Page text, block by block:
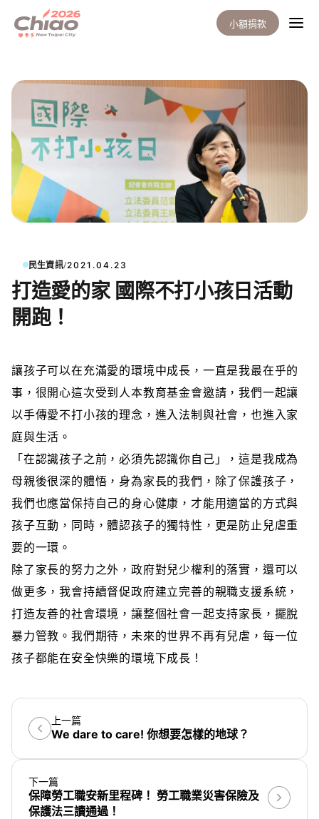
小額捐款
民生資訊/2021.04.23
打造愛的家 國際不打小孩日活動
開跑！
讓孩子可以在充滿愛的環境中成長，一直是我最在乎的
事，很開心這次受到人本教育基金會邀請，我們一起讓
以手傳愛不打小孩的理念，進入法制與社會，也進入家
庭與生活。
「在認識孩子之前，必須先認識你自己」，這是我成為
母親後很深的體悟，身為家長的我們，除了保護孩子，
我們也應當保持自己的身心健康，才能用適當的方式與
孩子互動，同時，體認孩子的獨特性，更是防止兒虐重
要的一環。
除了家長的努力之外，政府對兒少權利的落實，還可以
做更多，我會持續督促政府建立完善的親職支援系統，
打造友善的社會環境，讓整個社會一起支持家長，擺脫
暴力管教。我們期待，未來的世界不再有兒虐，每一位
孩子都能在安全快樂的環境下成長！
上一篇
We dare to care! 你想要怎樣的地球？
下一篇
保障勞工職安新里程碑！ 勞工職業災害保險及
保護法三讀通過！